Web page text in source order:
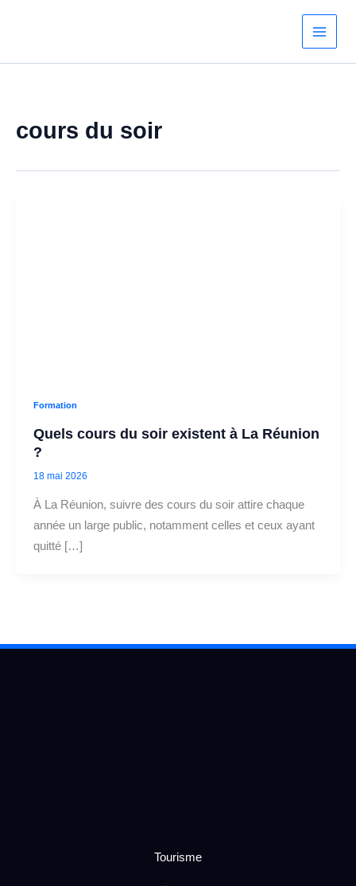
cours du soir
Formation
Quels cours du soir existent à La Réunion
?
18 mai 2026
À La Réunion, suivre des cours du soir attire chaque
année un large public, notamment celles et ceux ayant
quitté […]
Tourisme